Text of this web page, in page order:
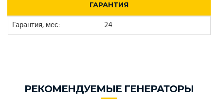
ГАРАНТИЯ
Гарантия, мес: 24
РЕКОМЕНДУЕМЫЕ ГЕНЕРАТОРЫ